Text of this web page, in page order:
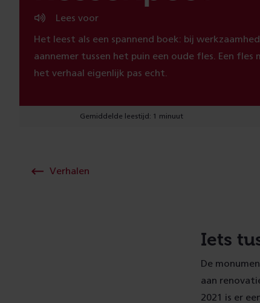
Lees voor
Het leest als een spannend boek: bij
aannemer tussen het puin een oude fles. Een
het verhaal eigenlijk pas echt.
Gemiddelde leestijd: 1 minuut
Verhalen
Iets
De
aan
2021 is er